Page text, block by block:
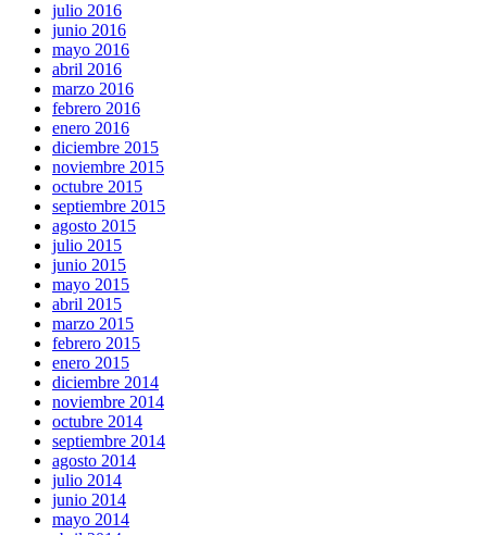
julio 2016
junio 2016
mayo 2016
abril 2016
marzo 2016
febrero 2016
enero 2016
diciembre 2015
noviembre 2015
octubre 2015
septiembre 2015
agosto 2015
julio 2015
junio 2015
mayo 2015
abril 2015
marzo 2015
febrero 2015
enero 2015
diciembre 2014
noviembre 2014
octubre 2014
septiembre 2014
agosto 2014
julio 2014
junio 2014
mayo 2014